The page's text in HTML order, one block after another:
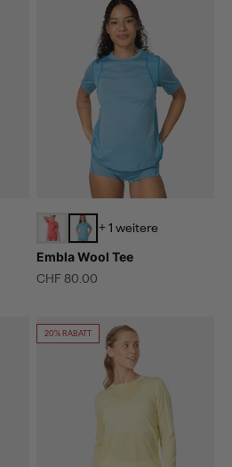
+ 1 weitere
Embla Wool Tee
Angebot
CHF 80.00
20% RABATT